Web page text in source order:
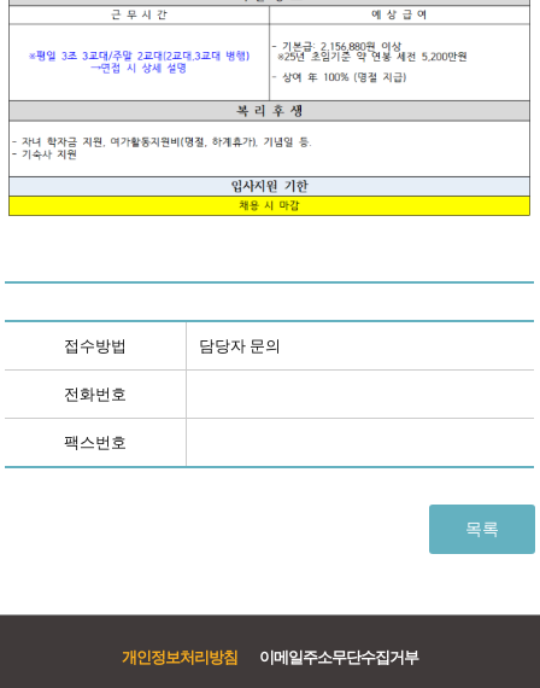
접수방법 담당자 문의
전화번호
팩스번호
목록
개인정보처리방침 이메일주소무단수집거부